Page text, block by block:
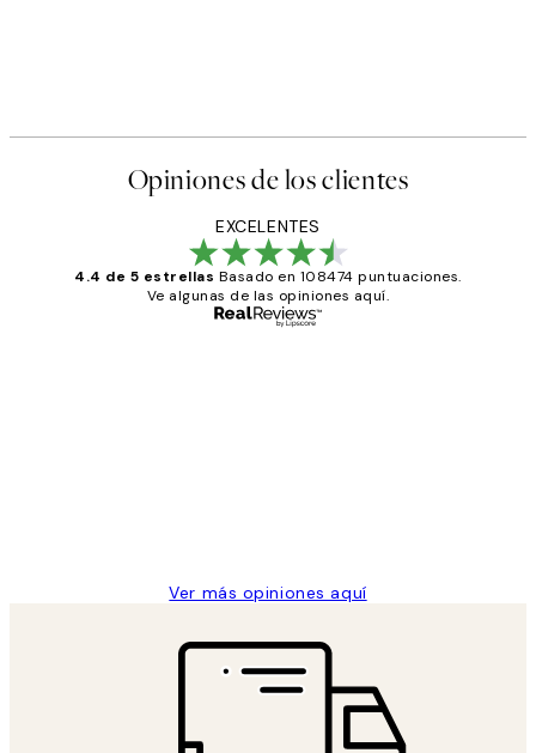
Opiniones de los clientes
EXCELENTES
4.4 de 5 estrellas Basado en 108474 puntuaciones.
Ve algunas de las opiniones aquí.
Ver más opiniones aquí